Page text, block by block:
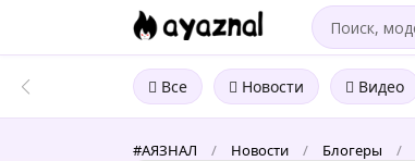
Все Новости Видео
#АЯЗНАЛ / Новости / Блогеры /